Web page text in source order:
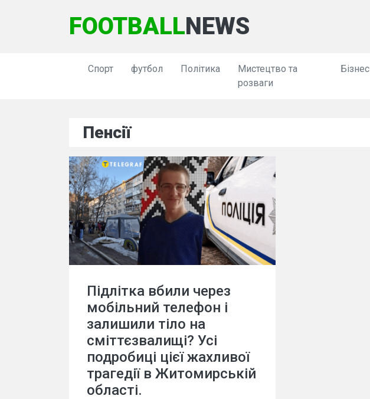
FOOTBALLNEWS
Спорт футбол Політика
Мистецтво та
розваги
Бізнес
Пенсії
Підлітка вбили через
мобільний телефон і
залишили тіло на
сміттєзвалищі? Усі
подробиці цієї жахливої
трагедії в Житомирській
області.